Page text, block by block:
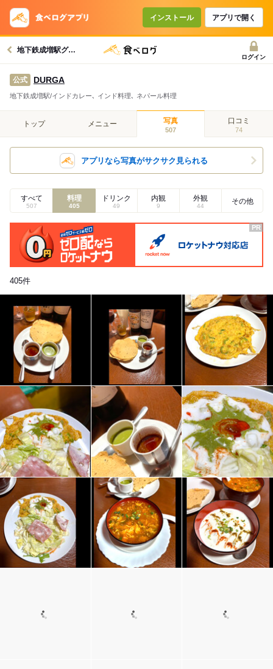
インストール アプリで開く
地下鉄成増駅グルメへ
ログイン
公式 DURGA
地下鉄成増駅/インドカレー､ インド料理､ ネパール料理
トップ メニュー 写真
507
口コミ
74
アプリなら写真がサクサク見られる
すべて
507
料理
405
ドリンク
49
内観
9
外観
44
その他
405件